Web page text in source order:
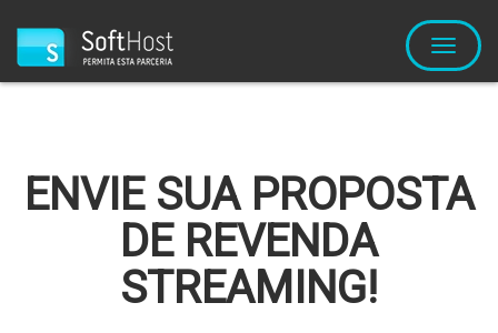
ENVIE SUA PROPOSTA
DE REVENDA
STREAMING!